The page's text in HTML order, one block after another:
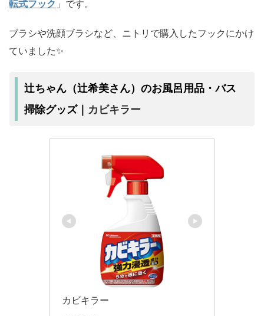
転式フック 」です。
ブラシや洗顔ブラシなど、ニトリで購入したフックにかけ
ていました✨
辻ちゃん（辻希美さん）のお風呂用品・バス
掃除グッズ｜ カビキラー
カビキラー